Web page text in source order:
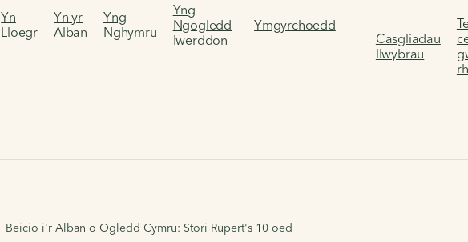
Yn
Lloegr
Yn yr
Alban
Yng
Nghymru
Yng
Ngogledd
Iwerddon
Ymgyrchoedd
Casgliadau
llwybrau
Beicio i'r Alban o Ogledd Cymru: Stori Rupert's 10 oed